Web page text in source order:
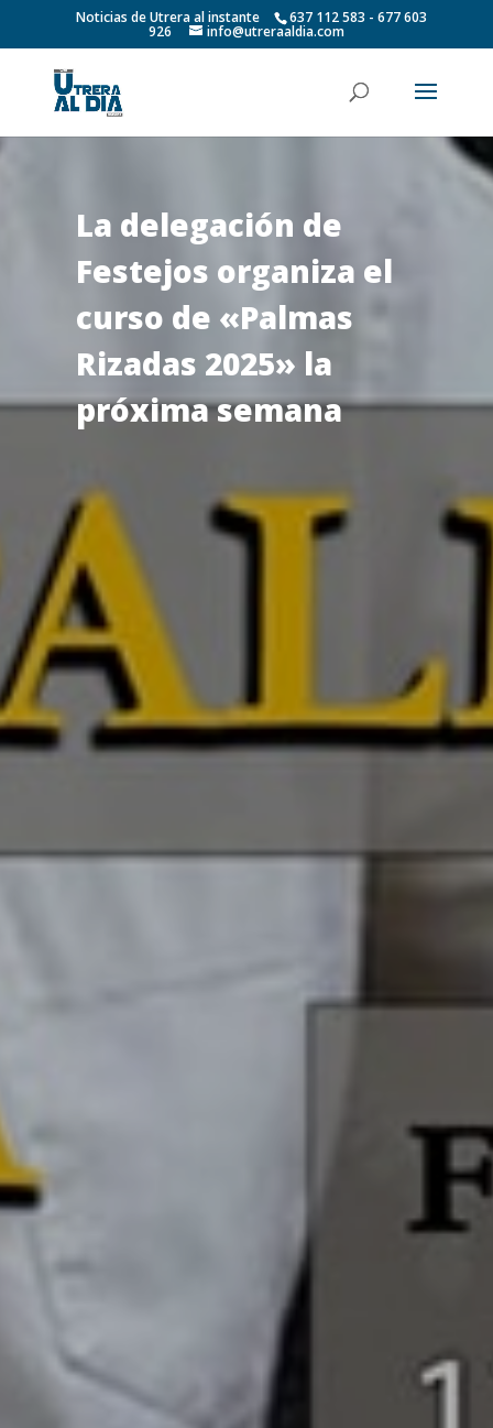
Noticias de Utrera al instante 637 112 583 - 677 603
926 info@utreraaldia.com
La delegación de
Festejos organiza el
curso de «Palmas
Rizadas 2025» la
próxima semana